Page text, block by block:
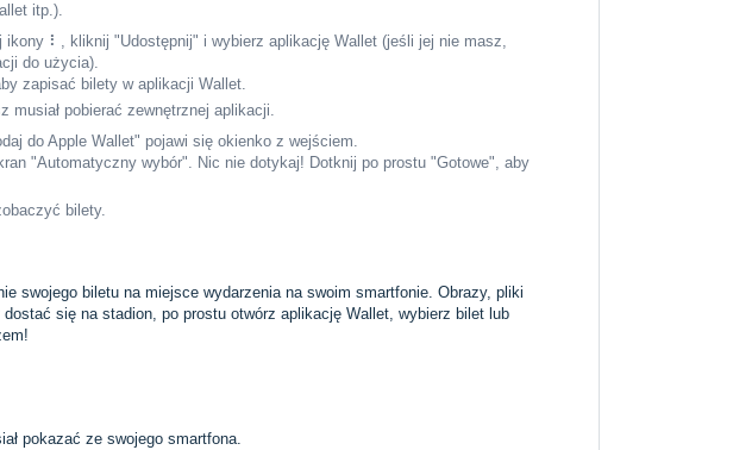
itp.).
ikony ⠇, kliknij "Udostępnij" i wybierz aplikację Wallet (jeśli jej nie masz,
do użycia).
zapisać bilety w aplikacji Wallet.
musiał pobierać zewnętrznej aplikacji.
do Apple Wallet" pojawi się okienko z wejściem.
"Automatyczny wybór". Nic nie dotykaj! Dotknij po prostu "Gotowe", aby
bilety.
swojego biletu na miejsce wydarzenia na swoim smartfonie. Obrazy, pliki
się na stadion, po prostu otwórz aplikację Wallet, wybierz bilet lub
pokazać ze swojego smartfona.